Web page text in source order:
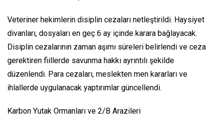
Veteriner hekimlerin disiplin cezaları netleştirildi. Haysiyet
divanları, dosyaları en geç 6 ay içinde karara bağlayacak.
Disiplin cezalarının zaman aşımı süreleri belirlendi ve ceza
gerektiren fiillerde savunma hakkı ayrıntılı şekilde
düzenlendi. Para cezaları, meslekten men kararları ve
ihlallerde uygulanacak yaptırımlar güncellendi.
Karbon Yutak Ormanları ve 2/B Arazileri